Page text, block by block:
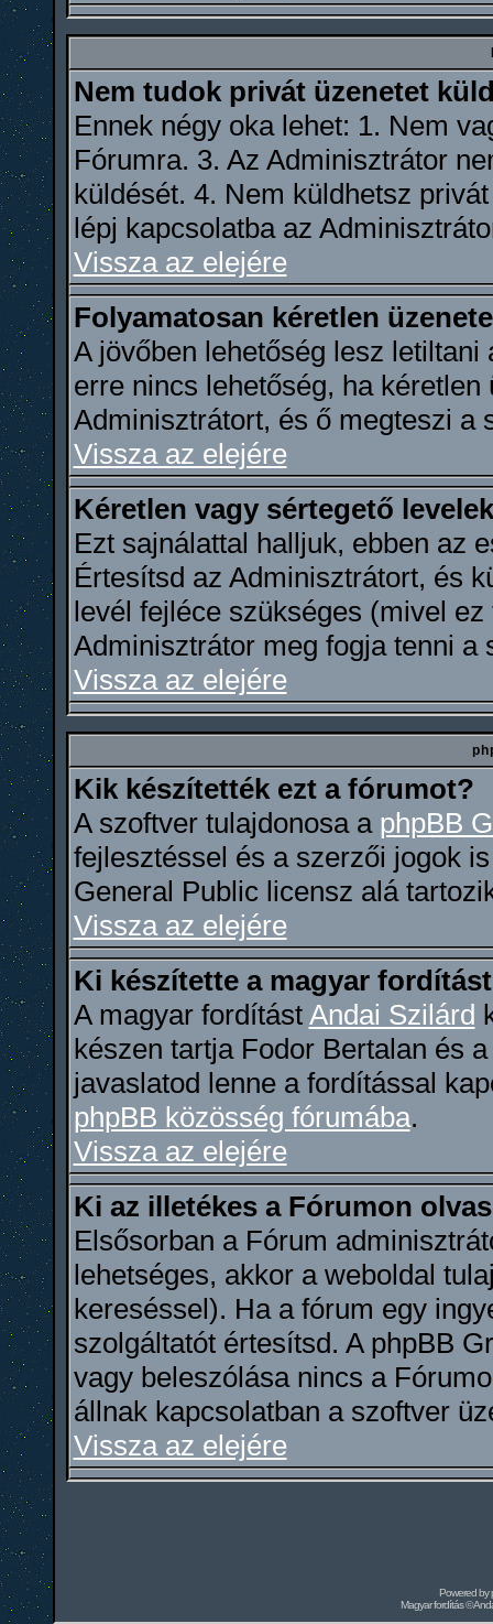
Nem tudok privát üzenetet
Ennek négy oka lehet: 1. Nem
Fórumra. 3. Az Adminisztrátor
küldését. 4. Nem küldhetsz
lépj kapcsolatba az
Vissza az elejére
Folyamatosan kéretlen
A jövőben lehetőség lesz
erre nincs lehetőség, ha
Adminisztrátort, és ő megteszi a
Vissza az elejére
Kéretlen vagy sértegető
Ezt sajnálattal halljuk, ebben az
Értesítsd az Adminisztrátort, és
levél fejléce szükséges (mivel
Adminisztrátor meg fogja tenni a
Vissza az elejére
Kik készítették ezt a fórumot?
A szoftver tulajdonosa a phpBB
fejlesztéssel és a szerzői jogok
General Public licensz alá
Vissza az elejére
Ki készítette a magyar
A magyar fordítást Andai Szilárd
készen tartja Fodor Bertalan és
javaslatod lenne a fordítással
phpBB közösség fórumába.
Vissza az elejére
Ki az illetékes a Fórumon
Elsősorban a Fórum
lehetséges, akkor a weboldal
kereséssel). Ha a fórum egy
szolgáltatót értesítsd. A phpBB
vagy beleszólása nincs a
állnak kapcsolatban a szoftver
Vissza az elejére
Powered by
Magyar fordítás ©